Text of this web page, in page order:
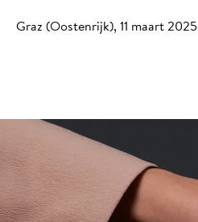
Graz (Oostenrijk), 11 maart 2025